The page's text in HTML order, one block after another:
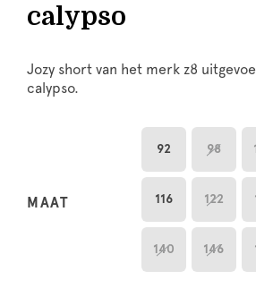
calypso
Jozy short van het merk z8
calypso.
MAAT
92 98
116 122
140 146